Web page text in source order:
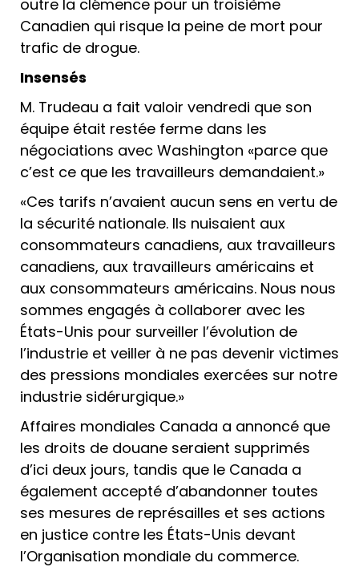
outre la clémence pour un troisième
Canadien qui risque la peine de mort pour
trafic de drogue.
Insensés
M. Trudeau a fait valoir vendredi que son
équipe était restée ferme dans les
négociations avec Washington «parce que
c’est ce que les travailleurs demandaient.»
«Ces tarifs n’avaient aucun sens en vertu de
la sécurité nationale. Ils nuisaient aux
consommateurs canadiens, aux travailleurs
canadiens, aux travailleurs américains et
aux consommateurs américains. Nous nous
sommes engagés à collaborer avec les
États-Unis pour surveiller l’évolution de
l’industrie et veiller à ne pas devenir victimes
des pressions mondiales exercées sur notre
industrie sidérurgique.»
Affaires mondiales Canada a annoncé que
les droits de douane seraient supprimés
d’ici deux jours, tandis que le Canada a
également accepté d’abandonner toutes
ses mesures de représailles et ses actions
en justice contre les États-Unis devant
l’Organisation mondiale du commerce.